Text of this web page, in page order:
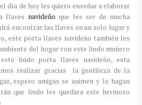
día de hoy les quiero enseñar a elaborar
llavesnavideño que les ser de mucha
encontrar las llaves en un solo lugar y
este porta llaves navideño también les
del hogar con este lindo muñeco
lindo porta llaves navideño, esta
realizar gracias la gentileza de la
espero amigas se animen y lo hagan
que lindo les quedara este hermoso